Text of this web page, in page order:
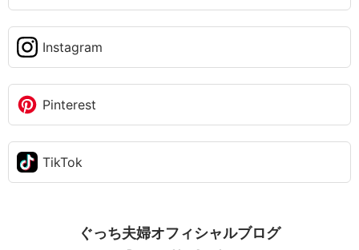
Instagram
Pinterest
TikTok
ぐっち夫婦オフィシャルブログ